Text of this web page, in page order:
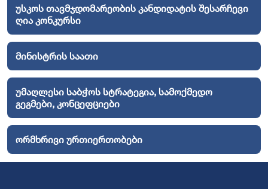
უსკოს თავმჯდომარეობის კანდიდატის შესარჩევი
ღია კონკურსი
მინისტრის საათი
უმაღლესი საბჭოს სტრატეგია, სამოქმედო
გეგმები, კონცეფციები
ორმხრივი ურთიერთობები